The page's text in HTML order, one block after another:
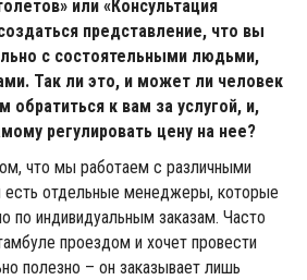
или «Консультация
представление, что вы
с состоятельными людьми,
Так ли это, и может ли человек
обратиться к вам за услугой, и,
регулировать цену на нее?
что мы работаем с различными
есть отдельные менеджеры, которые
по индивидуальным заказам. Часто
проездом и хочет провести
полезно – он заказывает лишь